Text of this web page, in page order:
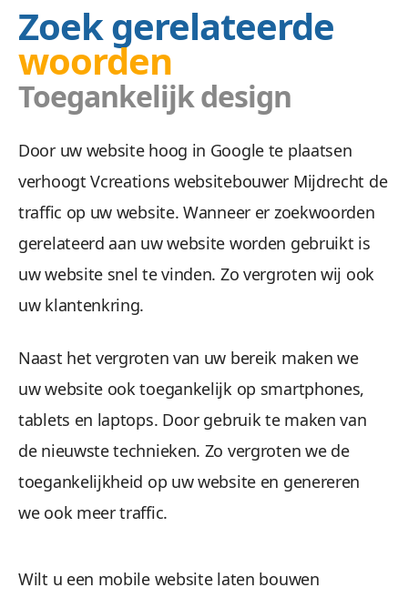
Zoek gerelateerde
woorden
Toegankelijk design
Door uw website hoog in Google te plaatsen
verhoogt Vcreations websitebouwer Mijdrecht de
traffic op uw website. Wanneer er zoekwoorden
gerelateerd aan uw website worden gebruikt is
uw website snel te vinden. Zo vergroten wij ook
uw klantenkring.
Naast het vergroten van uw bereik maken we
uw website ook toegankelijk op smartphones,
tablets en laptops. Door gebruik te maken van
de nieuwste technieken. Zo vergroten we de
toegankelijkheid op uw website en genereren
we ook meer traffic.
Wilt u een mobile website laten bouwen
Wij zetten uw doelgroep aan tot actie met
Veilig &
Wees gerust, alle gegevens zijn veilig. We maken